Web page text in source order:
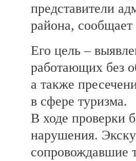
представители
района,
Его цель –
работающих без
а также
в сфере туризма.
В ходе проверки
нарушения.
сопровождавшие